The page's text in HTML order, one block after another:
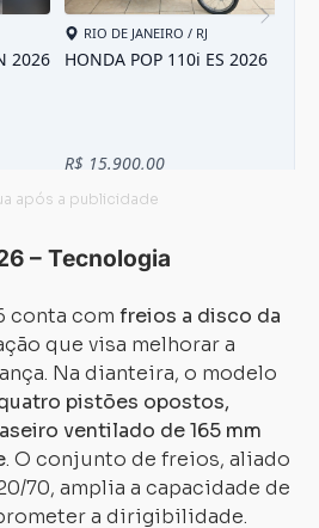
– Tecnologia
conta com freios a disco da
que visa melhorar a
Na dianteira, o modelo
pistões opostos,
ventilado de 165 mm
. O conjunto de freios, aliado
70, amplia a capacidade de
a dirigibilidade.